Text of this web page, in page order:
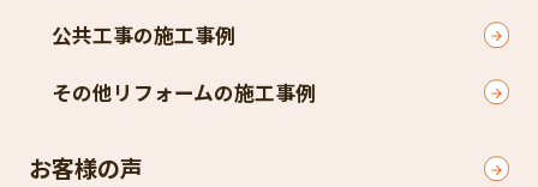
公共工事の施工事例
その他リフォームの施工事例
お客様の声